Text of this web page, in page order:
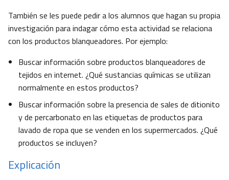
También se les puede pedir a los alumnos que hagan su propia
investigación para indagar cómo esta actividad se relaciona
con los productos blanqueadores. Por ejemplo:
Buscar información sobre productos blanqueadores de
tejidos en internet. ¿Qué sustancias químicas se utilizan
normalmente en estos productos?
Buscar información sobre la presencia de sales de ditionito
y de percarbonato en las etiquetas de productos para
lavado de ropa que se venden en los supermercados. ¿Qué
productos se incluyen?
Explicación